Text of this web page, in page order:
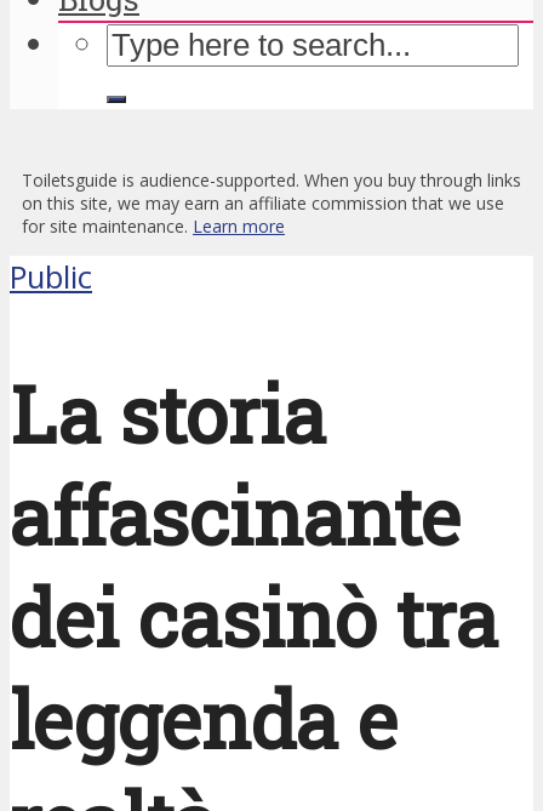
Toiletsguide is audience-supported. When you buy through links
on this site, we may earn an affiliate commission that we use
for site maintenance. Learn more
Public
La storia
affascinante
dei casinò tra
leggenda e